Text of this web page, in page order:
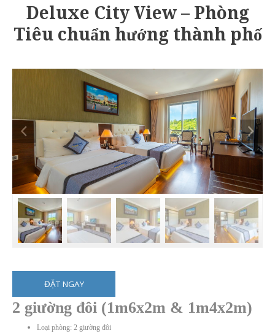
Deluxe City View – Phòng
Tiêu chuẩn hướng thành phố
ĐẶT NGAY
2 giường đôi (1m6x2m & 1m4x2m)
Loại phòng: 2 giường đôi